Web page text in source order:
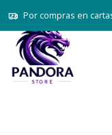
Por compras en